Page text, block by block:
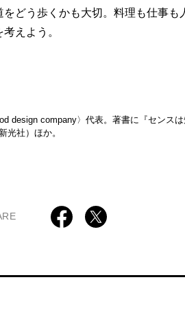
どう歩くかも大切。料理も仕事も
えよう。
design company〉代表。著書に『センス
光社）ほか。